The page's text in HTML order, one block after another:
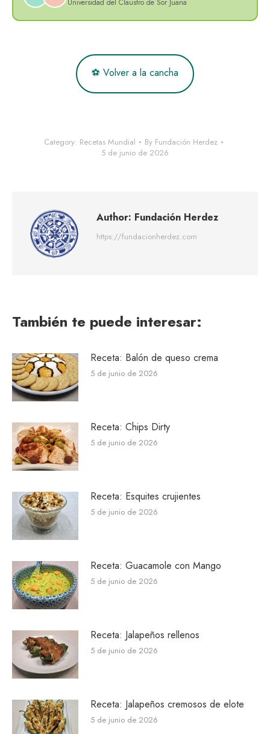
Universidad del Claustro de Sor Juana
⚽ Volver a la cancha
Category: Recetas Mundial By Fundación Herdez
5 de junio de 2026
Author: Fundación Herdez
https://fundacionherdez.com
También te puede interesar:
Receta: Balón de queso crema
5 de junio de 2026
Receta: Chips Dirty
5 de junio de 2026
Receta: Esquites crujientes
5 de junio de 2026
Receta: Guacamole con Mango
5 de junio de 2026
Receta: Jalapeños rellenos
5 de junio de 2026
Receta: Jalapeños cremosos de elote
5 de junio de 2026